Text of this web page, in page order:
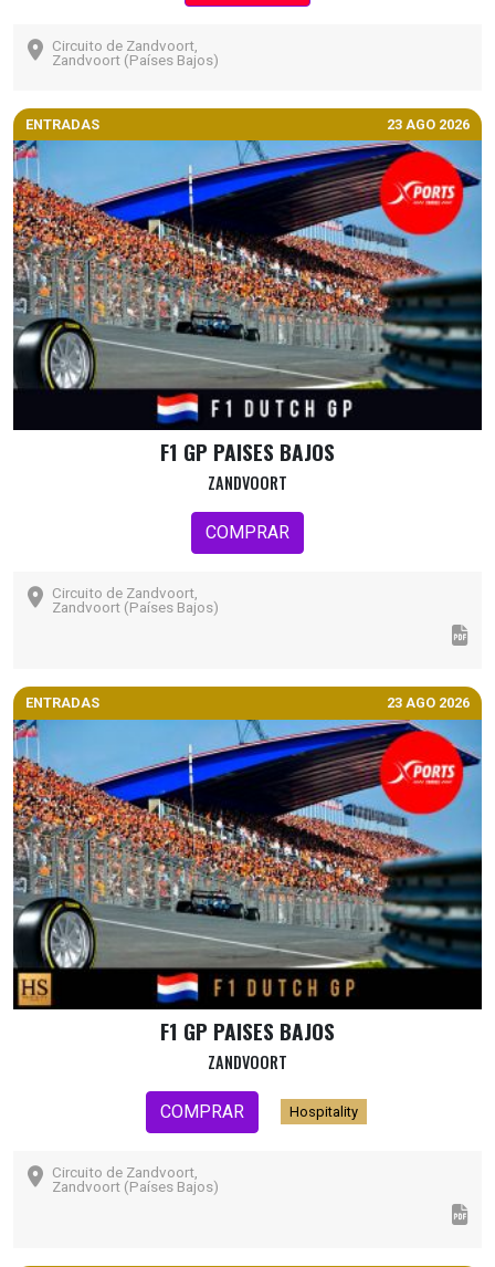
Circuito de Zandvoort,
Zandvoort (Países Bajos)
ENTRADAS 23 AGO 2026
F1 GP PAISES BAJOS
ZANDVOORT
COMPRAR
Circuito de Zandvoort,
Zandvoort (Países Bajos)
ENTRADAS 23 AGO 2026
F1 GP PAISES BAJOS
ZANDVOORT
COMPRAR Hospitality
Circuito de Zandvoort,
Zandvoort (Países Bajos)